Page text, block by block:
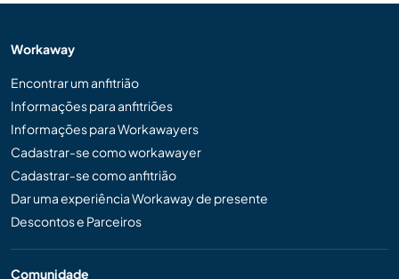
Workaway
Encontrar um anfitrião
Informações para anfitriões
Informações para Workawayers
Cadastrar-se como workawayer
Cadastrar-se como anfitrião
Dar uma experiência Workaway de presente
Descontos e Parceiros
Comunidade